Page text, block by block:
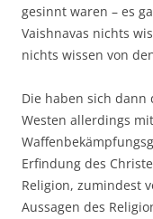
gesinnt waren – es
Vaishnavas nichts
nichts wissen von
Die haben sich dann
Westen allerdings
Erfindung des
Religion, zumindest
Aussagen des